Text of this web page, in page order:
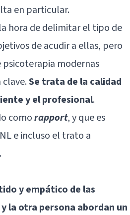
en particular.
hora de delimitar el tipo de
de acudir a ellas, pero
psicoterapia modernas
Se trata de la calidad
y el profesional.
comorapport, y que es
e incluso el trato a
y empático de las
la otra persona abordan un